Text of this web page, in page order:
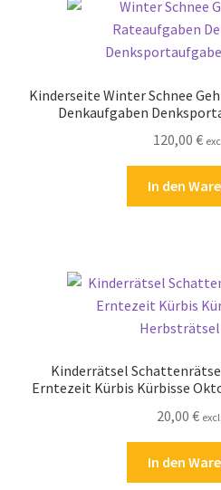
Kinderseite Winter Schnee
Denkaufgaben
120,00 €
In den
Kinderrätsel
Erntezeit Kürbis Kürbisse
20,00 €
In den